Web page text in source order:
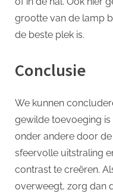
grootte van de lamp
de beste plek is.
Conclusie
We kunnen
gewilde toevoeging is
onder andere door
sfeervolle uitstraling
contrast te creëren.
overweegt, zorg dan